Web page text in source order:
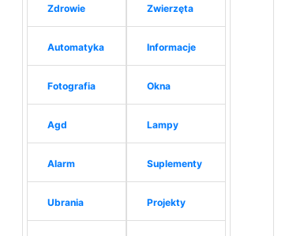
Zdrowie
Automatyka
Fotografia
Agd
Alarm
Ubrania
Zwierzęta
Informacje
Okna
Lampy
Suplementy
Projekty